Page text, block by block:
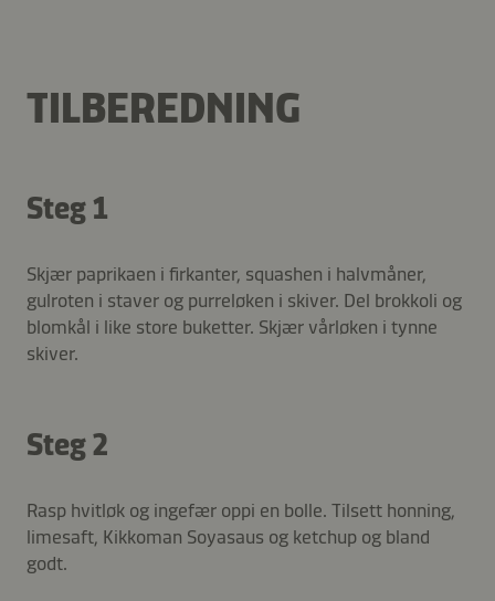
TILBEREDNING
Steg 1
Skjær paprikaen i firkanter, squashen i halvmåner,
gulroten i staver og purreløken i skiver. Del brokkoli og
blomkål i like store buketter. Skjær vårløken i tynne
skiver.
Steg 2
Rasp hvitløk og ingefær oppi en bolle. Tilsett honning,
limesaft, Kikkoman Soyasaus og ketchup og bland
godt.